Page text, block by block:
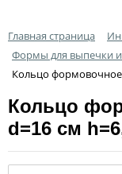
Главная страница
Формы для выпечки
Кольцо формовочное
Кольцо
d=16 см